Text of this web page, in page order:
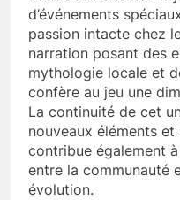
d’événements
passion intacte chez
narration posant des
mythologie locale et
confère au jeu une
La continuité de cet
nouveaux éléments
contribue également
entre la communauté
évolution.